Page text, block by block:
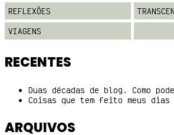
REFLEXÕES
VIAGENS
RECENTES
Duas décadas de blog. Como
Coisas que tem feito meus dias
ARQUIVOS